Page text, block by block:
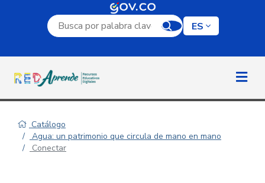
Campo de búsqueda por palabra clave
ES
Catálogo
Agua: un patrimonio que circula de mano en mano
Conectar